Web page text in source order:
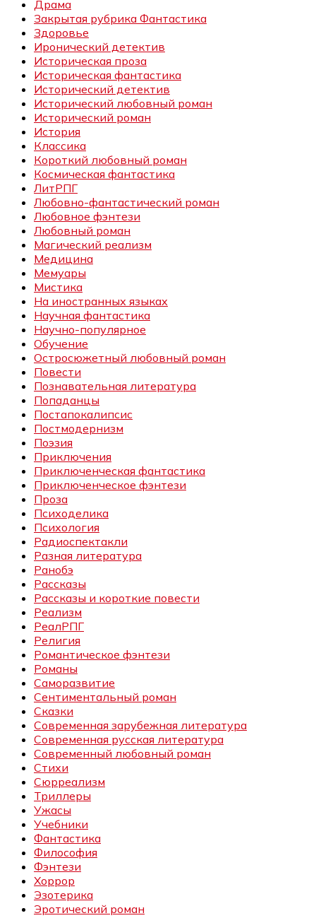
Драма
Закрытая рубрика Фантастика
Здоровье
Иронический детектив
Историческая проза
Историческая фантастика
Исторический детектив
Исторический любовный роман
Исторический роман
История
Классика
Короткий любовный роман
Космическая фантастика
ЛитРПГ
Любовно-фантастический роман
Любовное фэнтези
Любовный роман
Магический реализм
Медицина
Мемуары
Мистика
На иностранных языках
Научная фантастика
Научно-популярное
Обучение
Остросюжетный любовный роман
Повести
Познавательная литература
Попаданцы
Постапокалипсис
Постмодернизм
Поэзия
Приключения
Приключенческая фантастика
Приключенческое фэнтези
Проза
Психоделика
Психология
Радиоспектакли
Разная литература
Ранобэ
Рассказы
Рассказы и короткие повести
Реализм
РеалРПГ
Религия
Романтическое фэнтези
Романы
Саморазвитие
Сентиментальный роман
Сказки
Современная зарубежная литература
Современная русская литература
Современный любовный роман
Стихи
Сюрреализм
Триллеры
Ужасы
Учебники
Фантастика
Философия
Фэнтези
Хоррор
Эзотерика
Эротический роман